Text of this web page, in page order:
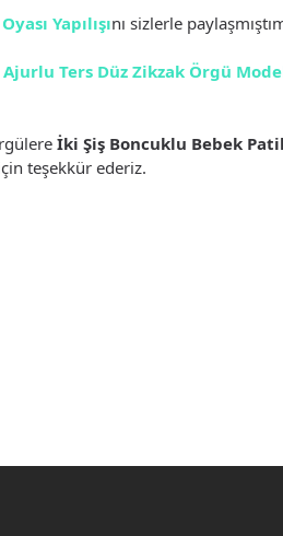
Yapılışını sizlerle
Ajurlu Ters Düz Zikzak Örgü
İki Şiş Boncuklu Bebek
teşekkür ederiz.